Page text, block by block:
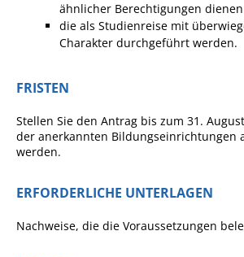
Aktion „PFLÜCK
Boulebahn
Fan-Shop
ähnlicher Berechtigungen
die als Studienreise mit
Charakter durchgeführt werden.
FRISTEN
Stellen Sie den Antrag bis zum 31.
der anerkannten Bildungseinrichtungen
werden.
ERFORDERLICHE UNTERLAGEN
Nachweise, die die Voraussetzungen